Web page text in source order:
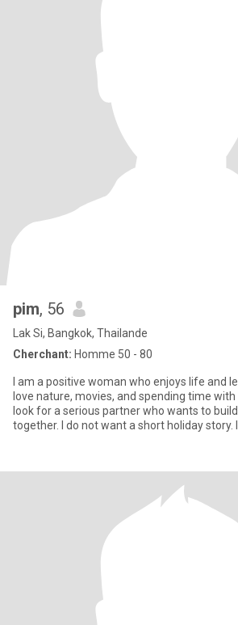
pim, 56
Lak Si, Bangkok, Thailande
Cherchant: Homme 50 - 80
I am a positive woman who enjoys life and
love nature, movies, and spending time with
look for a serious partner who wants to
together. I do not want a short holiday story.